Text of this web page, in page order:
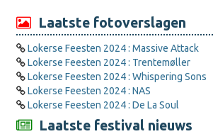
Laatste fotoverslagen
Lokerse Feesten 2024 : Massive Attack
Lokerse Feesten 2024 : Trentemøller
Lokerse Feesten 2024 : Whispering Sons
Lokerse Feesten 2024 : NAS
Lokerse Feesten 2024 : De La Soul
Laatste festival nieuws